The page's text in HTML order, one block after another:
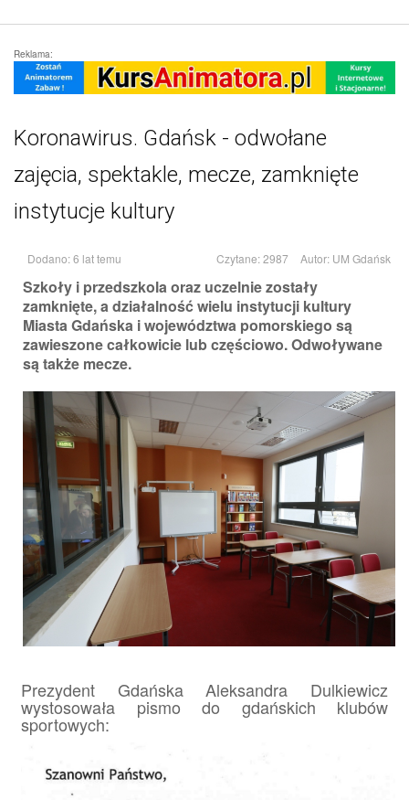
Reklama:
Koronawirus. Gdańsk - odwołane
zajęcia, spektakle, mecze, zamknięte
instytucje kultury
Dodano: 6 lat temu Czytane: 2987 Autor: UM Gdańsk
Szkoły i przedszkola oraz uczelnie zostały
zamknięte, a działalność wielu instytucji kultury
Miasta Gdańska i województwa pomorskiego są
zawieszone całkowicie lub częściowo. Odwoływane
są także mecze.
Prezydent Gdańska Aleksandra Dulkiewicz
wystosowała pismo do gdańskich klubów
sportowych: